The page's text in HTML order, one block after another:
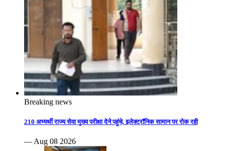
Breaking news
210 अभ्यर्थी राज्य सेवा मुख्य परीक्षा देने पहुंचे, इलेक्ट्रॉनिक सामान पर रोक रही
— Aug 08 2026